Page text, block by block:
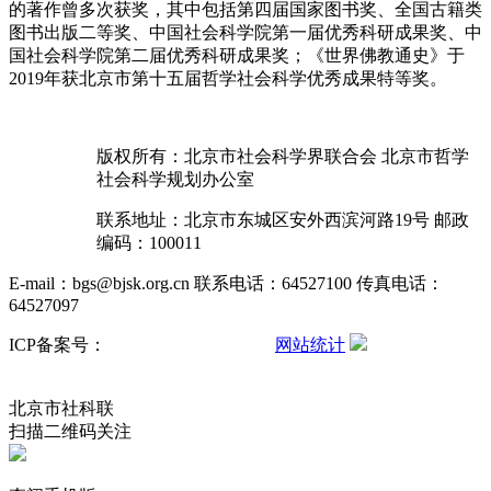
的著作曾多次获奖，其中包括第四届国家图书奖、全国古籍类
图书出版二等奖、中国社会科学院第一届优秀科研成果奖、中
国社会科学院第二届优秀科研成果奖；《世界佛教通史》于
2019年获北京市第十五届哲学社会科学优秀成果特等奖。
版权所有：北京市社会科学界联合会 北京市哲学
社会科学规划办公室
联系地址：北京市东城区安外西滨河路19号 邮政
编码：100011
E-mail：bgs@bjsk.org.cn 联系电话：64527100 传真电话：
64527097
ICP备案号： 网站统计
北京市社科联
扫描二维码关注